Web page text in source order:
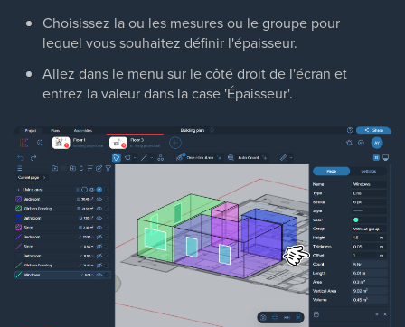
Choisissez la ou les mesures ou le groupe pour
lequel vous souhaitez définir l'épaisseur.
Allez dans le menu sur le côté droit de l'écran et
entrez la valeur dans la case 'Épaisseur'.